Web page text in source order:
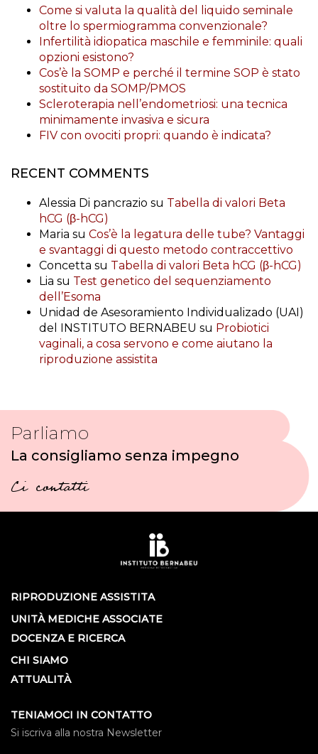
Come si valuta la qualità del liquido seminale
oltre lo spermiogramma convenzionale?
Infertilità idiopatica maschile e femminile: quali
opzioni esistono?
Cos’è la SOMP e perché il termine SOP è stato
sostituito da SOMP/PMOS
Scleroterapia nell’endometriosi: una tecnica
minimamente invasiva e sicura
FIV con ovociti propri: quando è indicata?
RECENT COMMENTS
Alessia Di pancrazio su Tabella di valori Beta
hCG (β-hCG)
Maria su Cos’è la legatura delle tube? Vantaggi
e svantaggi di questo metodo contraccettivo
Concetta su Tabella di valori Beta hCG (β-hCG)
Lia su Test genetico del sequenziamento
dell’Esoma
Unidad de Asesoramiento Individualizado (UAI)
del INSTITUTO BERNABEU su Probiotici
vaginali, a cosa servono e come aiutano la
riproduzione assistita
Parliamo
La consigliamo senza impegno
Ci contatti
RIPRODUZIONE ASSISTITA
UNITÀ MEDICHE ASSOCIATE
DOCENZA E RICERCA
CHI SIAMO
ATTUALITÀ
TENIAMOCI IN CONTATTO
Si iscriva alla nostra Newsletter